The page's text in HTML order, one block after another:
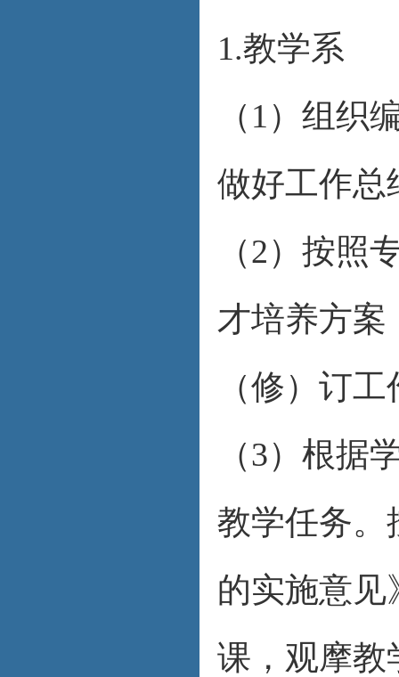
1.教学系
（1）组织
做好工作总
（2）按照
才培养方案
（修）订
（3）根据
教学任务。
的实施意见
课，观摩教